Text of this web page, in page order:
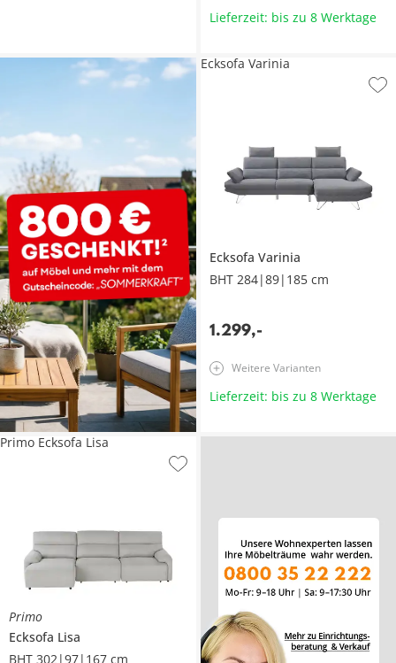
Lieferzeit: bis zu 8 Werktage
Ecksofa Varinia
BHT 284|89|185 cm
1.299,-
Ecksofa Varinia
Weitere Varianten
Lieferzeit: bis zu 8 Werktage
Primo
Ecksofa Lisa
BHT 302|97|167 cm
Primo Ecksofa Lisa